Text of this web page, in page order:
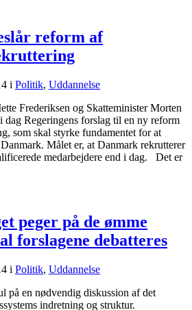
reform af
i Politik, Uddannelse
Frederiksen og Skatteminister Morten
dag Regeringens forslag til en ny reform
som skal styrke fundamentet for at
Målet er, at Danmark rekrutterer
medarbejdere end i dag. Det er
peger på de ømme
forslagene debatteres
i Politik, Uddannelse
på en nødvendig diskussion af det
indretning og struktur.